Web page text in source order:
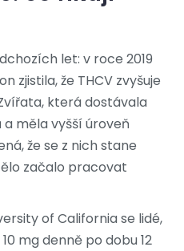
let: v roce 2019
zjistila, že THCV zvyšuje
která dostávala
a měla vyšší úroveň
že se z nich stane
začalo pracovat
of California se lidé,
mg denně po dobu 12